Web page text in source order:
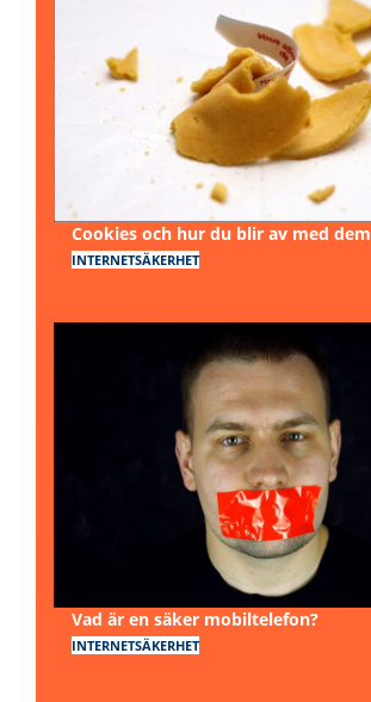
Cookies och hur du blir av med dem
INTERNETSÄKERHET
Vad är en säker mobiltelefon?
INTERNETSÄKERHET